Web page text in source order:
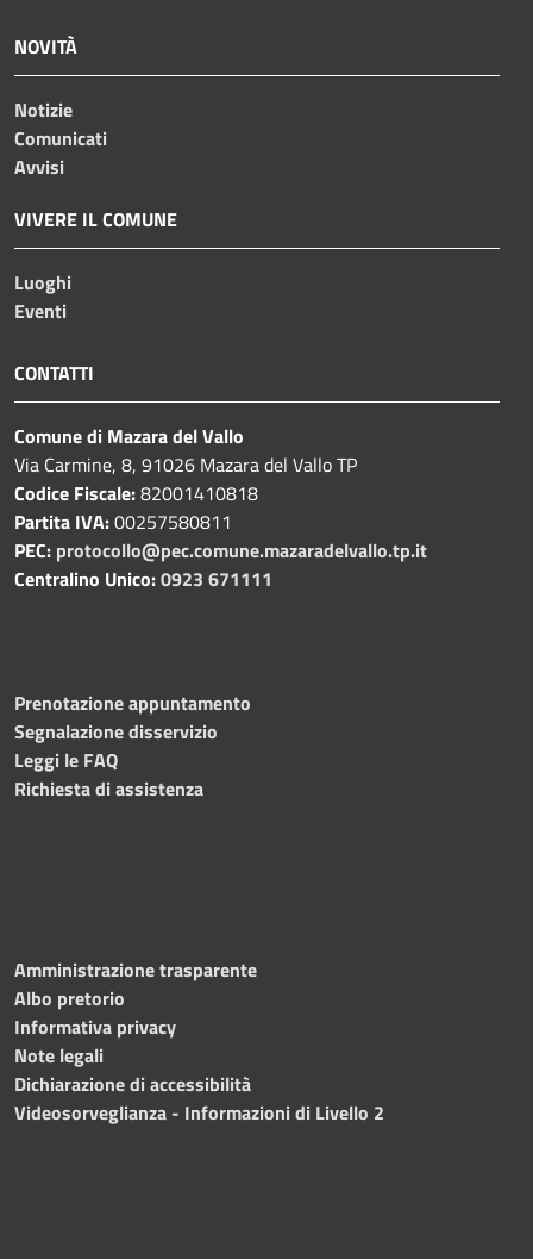
NOVITÀ
Notizie
Comunicati
Avvisi
VIVERE IL COMUNE
Luoghi
Eventi
CONTATTI
Comune di Mazara del Vallo
Via Carmine, 8, 91026 Mazara del Vallo TP
Codice Fiscale:82001410818
Partita IVA:00257580811
PEC: protocollo@pec.comune.mazaradelvallo.tp.it
Centralino Unico:0923 671111
Prenotazione appuntamento
Segnalazione disservizio
Leggi le FAQ
Richiesta di assistenza
Amministrazione trasparente
Albo pretorio
Informativa privacy
Note legali
Dichiarazione di accessibilità
Videosorveglianza - Informazioni di Livello 2